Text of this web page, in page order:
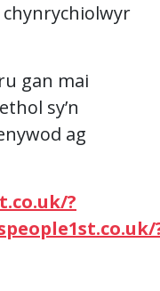
gan mai
sy’n
ag
?